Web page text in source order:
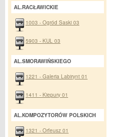
AL.RACŁAWICKIE
1003 - Ogród Saski 03
5903 - KUL 03
AL.SMORAWIŃSKIEGO
1221 - Galeria Labirynt 01
1411 - Kiepury 01
AL.KOMPOZYTORÓW POLSKICH
1321 - Orfeusz 01